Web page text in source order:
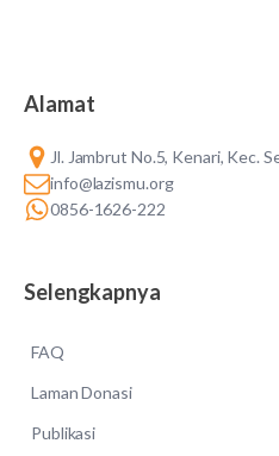
Alamat
Jl. Jambrut No.5, Kenari, Kec.
info@lazismu.org
0856-1626-222
Selengkapnya
FAQ
Laman Donasi
Publikasi